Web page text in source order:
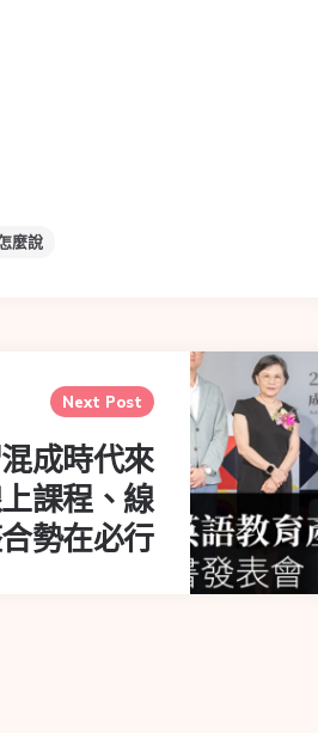
麼說
Next Post
成時代來
課程、線
勢在必行